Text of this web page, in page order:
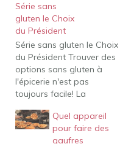
Série sans
gluten le Choix
du Président
Série sans gluten le Choix
du Président Trouver des
options sans gluten à
l'épicerie n'est pas
toujours facile! La
Président propose une
nouvelle gamme de
Quel appareil
pour faire des
gaufres